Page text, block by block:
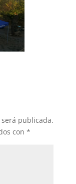
publicada.
con *